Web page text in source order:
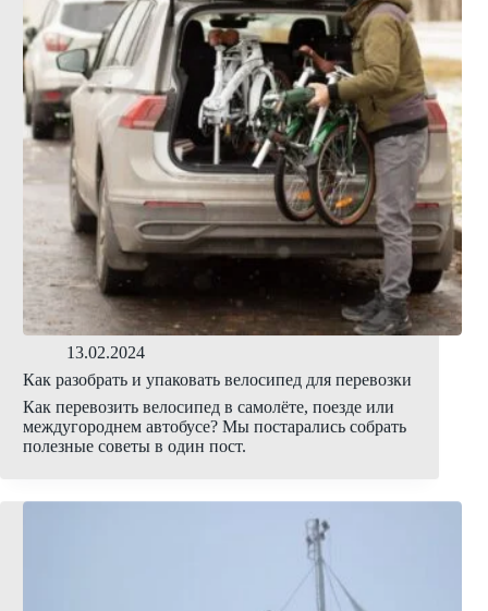
13.02.2024
Как разобрать и упаковать велосипед для перевозки
Как перевозить велосипед в самолёте, поезде или
междугороднем автобусе? Мы постарались собрать
полезные советы в один пост.